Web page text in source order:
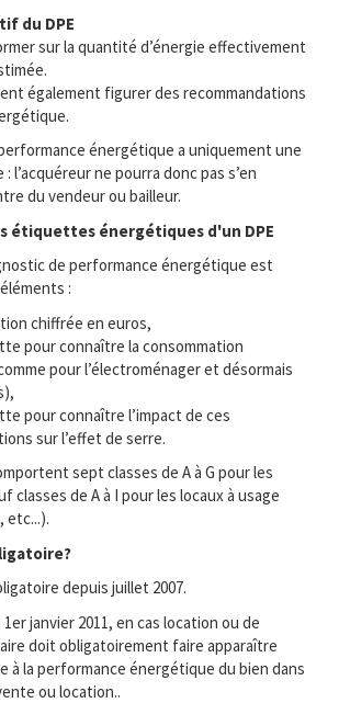
du DPE
sur la quantité d’énergie effectivement
également figurer des recommandations
énergétique a uniquement une
l’acquéreur ne pourra donc pas s’en
du vendeur ou bailleur.
étiquettes énergétiques d'un DPE
de performance énergétique est
:
chiffrée en euros,
pour connaître la consommation
pour l’électroménager et désormais
pour connaître l’impact de ces
sur l’effet de serre.
sept classes de A à G pour les
classes de A à I pour les locaux à usage
etc...).
depuis juillet 2007.
janvier 2011, en cas location ou de
doit obligatoirement faire apparaître
à la performance énergétique du bien dans
ou location..